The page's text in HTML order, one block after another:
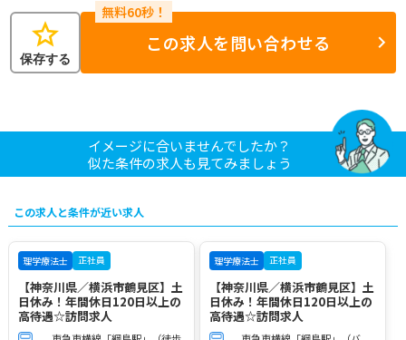
star
保存する
この求人を問い合わせる
イメージに合いませんでしたか？
似た条件の求人も見てみましょう
この求人と条件が近い求人
理学療法士 正社員
【神奈川県／横浜市鶴見区】土
日休み！年間休日120日以上の
高待遇☆訪問求人
理学療法士 正社員
【神奈川県／横浜市鶴見区】土
日休み！年間休日120日以上の
高待遇☆訪問求人